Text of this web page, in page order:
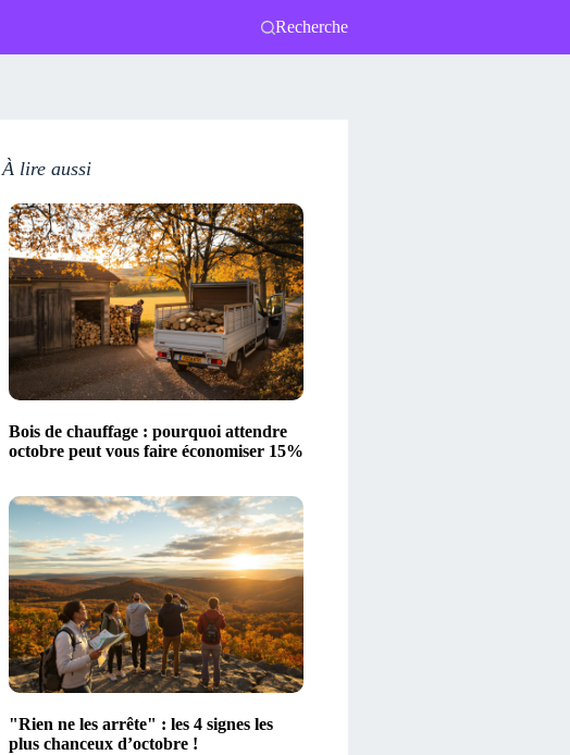
Recherche
À lire aussi
Bois de chauffage : pourquoi attendre
octobre peut vous faire économiser 15%
"Rien ne les arrête" : les 4 signes les
plus chanceux d’octobre !